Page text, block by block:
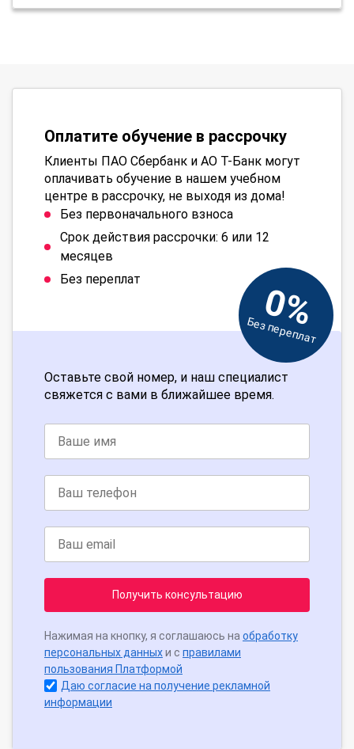
Оплатите обучение в рассрочку
Клиенты ПАО Сбербанк и АО Т-Банк могут
оплачивать обучение в нашем учебном
центре в рассрочку, не выходя из дома!
Без первоначального взноса
Срок действия рассрочки: 6 или 12
месяцев
Без переплат
0%
Без переплат
Оставьте свой номер, и наш специалист
свяжется с вами в ближайшее время.
Получить консультацию
Нажимая на кнопку, я соглашаюсь на обработку
персональных данныхи с правилами
пользования Платформой
Даю согласие на получение рекламной
информации